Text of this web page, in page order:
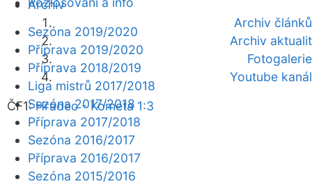
Archiv
Archiv článků
Archiv aktualit
Fotogalerie
Youtube kanál
ČF1:Hradec - Kometa 1:3
Sezóna 2019/2020
Příprava 2019/2020
Příprava 2018/2019
Liga mistrů 2017/2018
Sezóna 2017/2018
Příprava 2017/2018
Sezóna 2016/2017
Příprava 2016/2017
Sezóna 2015/2016